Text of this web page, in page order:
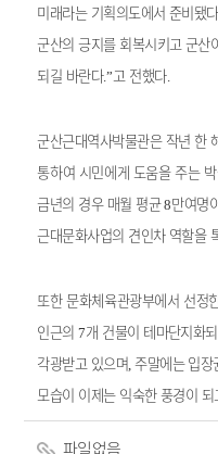
미래라는 기획의도에서 준비됐다
군산의 긍지를 회복시키고 군산
되길 바란다.”고 전했다.
군산근대역사박물관은 작년 한
통하여 시민에게 도움을 주는
금년의 경우 매월 평균8만여명
근대문화사업의 견인차 역할을
또한 문화체육관광부에서 선정
인근의7개 건물이 테마단지화
각광받고 있으며 ,주말에는 입장
모습이 이제는 익숙한 풍경이
파일없음